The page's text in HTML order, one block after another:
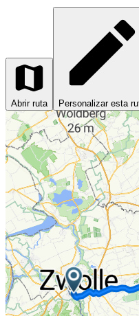
Abrir ruta Personalizar esta